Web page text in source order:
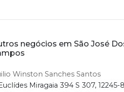
negócios em São José
Winston Sanches Santos
Miragaia 394 S 307, 12245-